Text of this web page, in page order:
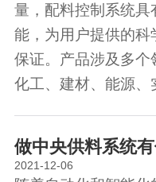
量，配料控制系统
能，为用户提供的
保证。产品涉及多个
化工、建材、能源、
做中央供料系统
2021-12-06